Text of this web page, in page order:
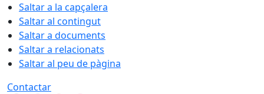
Saltar a la capçalera
Saltar al contingut
Saltar a documents
Saltar a relacionats
Saltar al peu de pàgina
Contactar